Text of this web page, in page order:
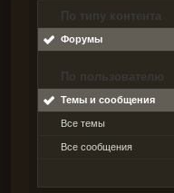
По типу контента
Форумы
По пользователю
Темы и сообщения
Все темы
Все сообщения